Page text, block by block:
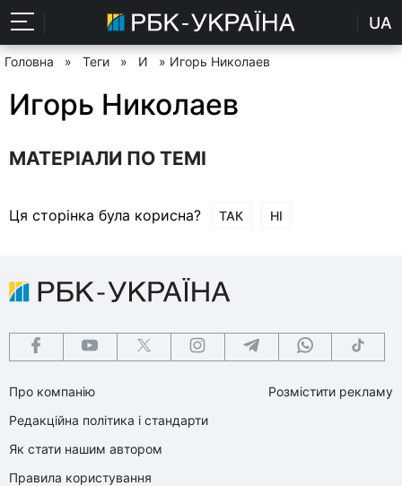
UA
Головна » Теги » И » Игорь Николаев
Игорь Николаев
МАТЕРІАЛИ ПО ТЕМІ
Ця сторінка була корисна? ТАК НІ
Про компанію
Редакційна політика і стандарти
Як стати нашим автором
Правила користування
Розмістити рекламу